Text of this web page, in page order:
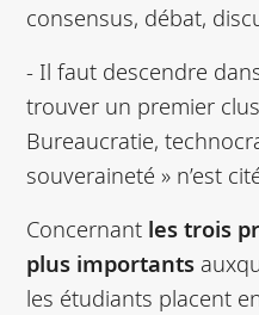
consensus, débat,
- Il faut descendre
trouver un premier
Bureaucratie,
souveraineté » n’est
Concernant les trois
plus importants
les étudiants placent